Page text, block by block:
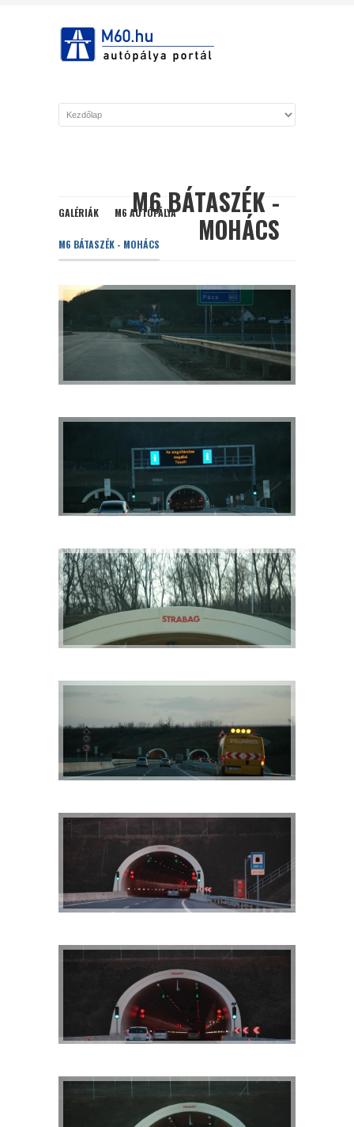
M6 BÁTASZÉK -
MOHÁCS
GALÉRIÁK M6 AUTÓPÁLYA
M6 BÁTASZÉK - MOHÁCS